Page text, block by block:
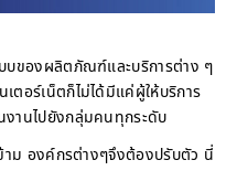
บของผลิตภัณฑ์และบริการต่าง ๆ
ตอร์เน็ตก็ไม่ได้มีแค่ผู้ให้บริการ
งานไปยังกลุ่มคนทุกระดับ
าม องค์กรต่างๆจึงต้องปรับตัว นี่